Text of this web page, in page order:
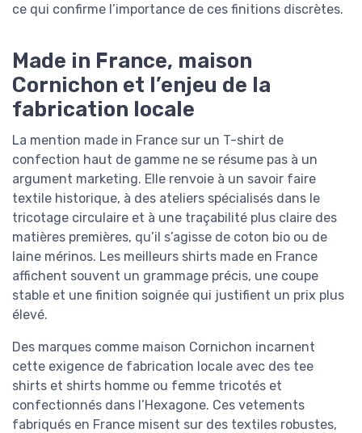
ce qui confirme l’importance de ces finitions discrètes.
Made in France, maison
Cornichon et l’enjeu de la
fabrication locale
La mention made in France sur un T-shirt de
confection haut de gamme ne se résume pas à un
argument marketing. Elle renvoie à un savoir faire
textile historique, à des ateliers spécialisés dans le
tricotage circulaire et à une traçabilité plus claire des
matières premières, qu’il s’agisse de coton bio ou de
laine mérinos. Les meilleurs shirts made en France
affichent souvent un grammage précis, une coupe
stable et une finition soignée qui justifient un prix plus
élevé.
Des marques comme maison Cornichon incarnent
cette exigence de fabrication locale avec des tee
shirts et shirts homme ou femme tricotés et
confectionnés dans l’Hexagone. Ces vetements
fabriqués en France misent sur des textiles robustes,